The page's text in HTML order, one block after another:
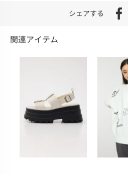
シェアする
関連アイテム